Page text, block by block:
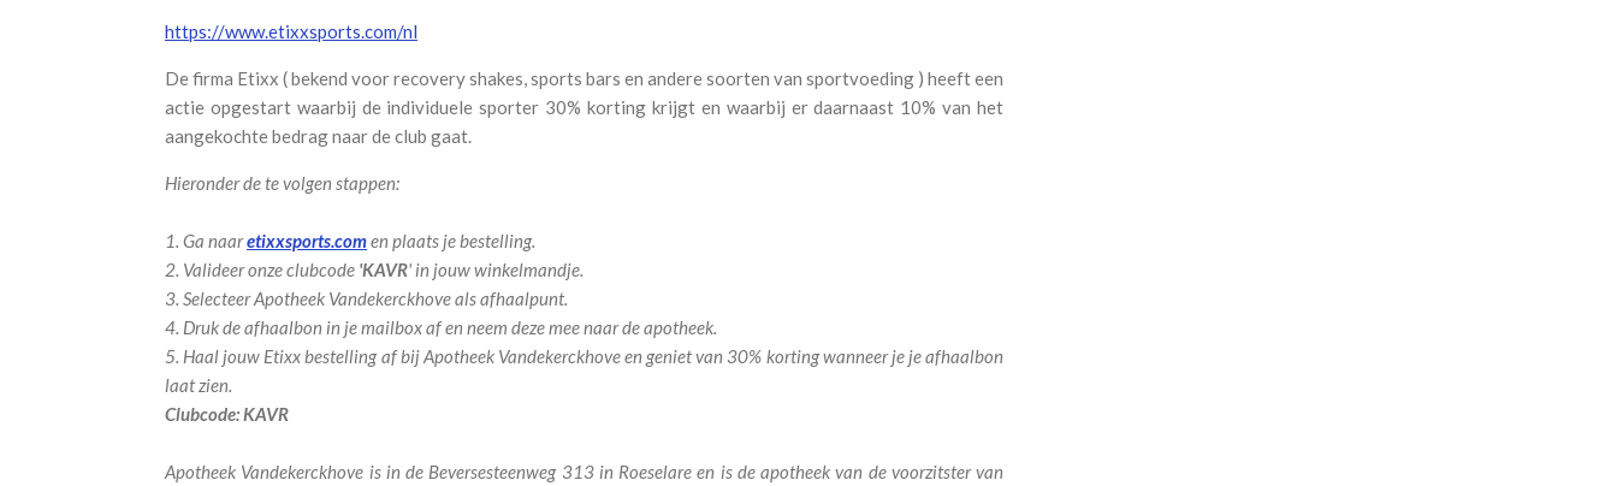
https://www.etixxsports.com/nl
De firma Etixx ( bekend voor recovery shakes, sports bars en andere soorten van sportvoeding ) heeft een
actie opgestart waarbij de individuele sporter 30% korting krijgt en waarbij er daarnaast 10% van het
aangekochte bedrag naar de club gaat.
Hieronder de te volgen stappen:
1. Ga naaretixxsports.comen plaats je bestelling.
2. Valideer onze clubcode 'KAVR' in jouw winkelmandje.
3. Selecteer Apotheek Vandekerckhove als afhaalpunt.
4. Druk de afhaalbon in je mailbox af en neem deze mee naar de apotheek.
5. Haal jouw Etixx bestelling af bij Apotheek Vandekerckhove en geniet van 30% korting wanneer je je afhaalbon
laat zien.
Clubcode: KAVR
Apotheek Vandekerckhove is in de Beversesteenweg 313 in Roeselare en is de apotheek van de voorzitster van